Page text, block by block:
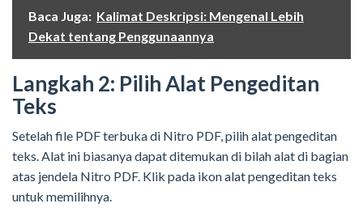
Baca Juga: Kalimat Deskripsi: Mengenal Lebih
Dekat tentang Penggunaannya
Langkah 2: Pilih Alat Pengeditan
Teks
Setelah file PDF terbuka di Nitro PDF, pilih alat pengeditan
teks. Alat ini biasanya dapat ditemukan di bilah alat di bagian
atas jendela Nitro PDF. Klik pada ikon alat pengeditan teks
untuk memilihnya.